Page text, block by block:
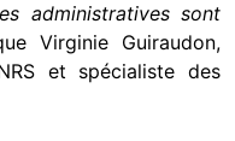
administratives sont
Virginie Guiraudon,
et spécialiste des